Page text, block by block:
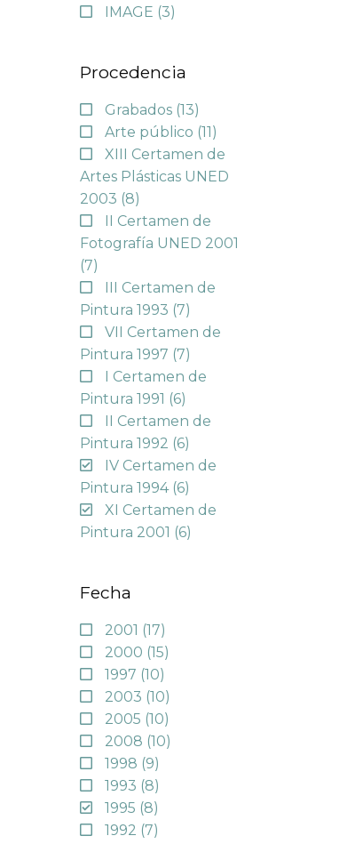
IMAGE (3)
Procedencia
Grabados (13)
Arte público (11)
XIII Certamen de
Artes Plásticas UNED
2003 (8)
II Certamen de
Fotografía UNED 2001
(7)
III Certamen de
Pintura 1993 (7)
VII Certamen de
Pintura 1997 (7)
I Certamen de
Pintura 1991 (6)
II Certamen de
Pintura 1992 (6)
IV Certamen de
Pintura 1994 (6)
XI Certamen de
Pintura 2001 (6)
Fecha
2001 (17)
2000 (15)
1997 (10)
2003 (10)
2005 (10)
2008 (10)
1998 (9)
1993 (8)
1995 (8)
1992 (7)